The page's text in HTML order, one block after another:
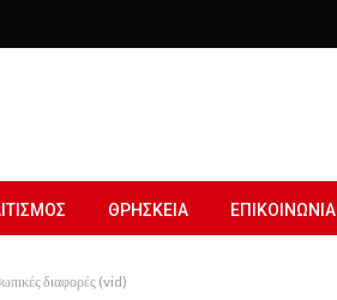
ΘΡΗΣΚΕΙΑ ΕΠΙΚΟΙΝΩΝΙΑ
διαφορές (vid)